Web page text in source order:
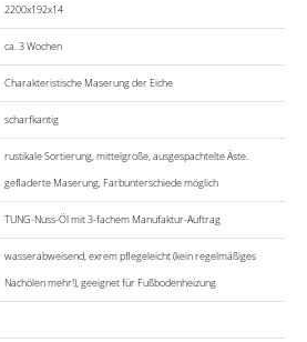
2200x192x14
ca. 3 Wochen
Charakteristische Maserung der Eiche
scharfkantig
rustikale Sortierung, mittelgroße, ausgespachtelte Äste.
gefladerte Maserung, Farbunterschiede möglich
TUNG-Nuss-Öl mit 3-fachem Manufaktur-Auftrag
wasserabweisend, exrem pflegeleicht (kein regelmäßiges
Nachölen mehr!), geeignet für Fußbodenheizung